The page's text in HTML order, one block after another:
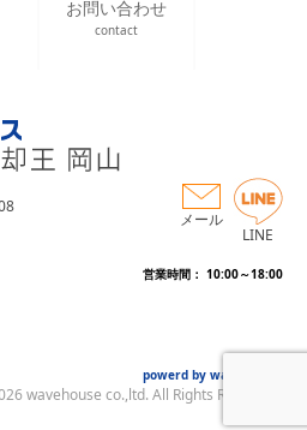
お問い合わせ
contact
営業時間： 10:00～18:00
メール
LINE
powerd by wave house
wavehouse co.,ltd. All Rights Reserved.